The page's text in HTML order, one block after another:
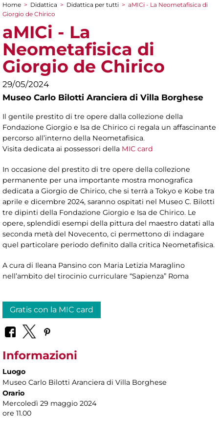
Tu sei qui
Home > Didattica > Didattica per tutti > aMICi - La Neometafisica di
Giorgio de Chirico
aMICi - La
Neometafisica di
Giorgio de Chirico
29/05/2024
Museo Carlo Bilotti Aranciera di Villa Borghese
Il gentile prestito di tre opere dalla collezione della
Fondazione Giorgio e Isa de Chirico ci regala un affascinante
percorso all’interno della Neometafisica.
Visita dedicata ai possessori della MIC card
In occasione del prestito di tre opere della collezione
permanente per una importante mostra monografica
dedicata a Giorgio de Chirico, che si terrà a Tokyo e Kobe tra
aprile e dicembre 2024, saranno ospitati nel Museo C. Bilotti
tre dipinti della Fondazione Giorgio e Isa de Chirico. Le
opere, splendidi esempi della pittura del maestro datati alla
seconda metà del Novecento, ci permettono di indagare
quel particolare periodo definito dalla critica Neometafisica.
A cura di Ileana Pansino con Maria Letizia Maraglino
nell’ambito del tirocinio curriculare “Sapienza” Roma
Gratis con la MIC card
Informazioni
Luogo
Museo Carlo Bilotti Aranciera di Villa Borghese
Orario
Mercoledì 29 maggio 2024
ore 11.00